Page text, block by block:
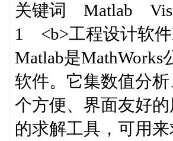
关键词 Matlab
1 <b>工程设计软件
Matlab是
软件。它集数值分
个方便、界面友好
的求解工具，可用